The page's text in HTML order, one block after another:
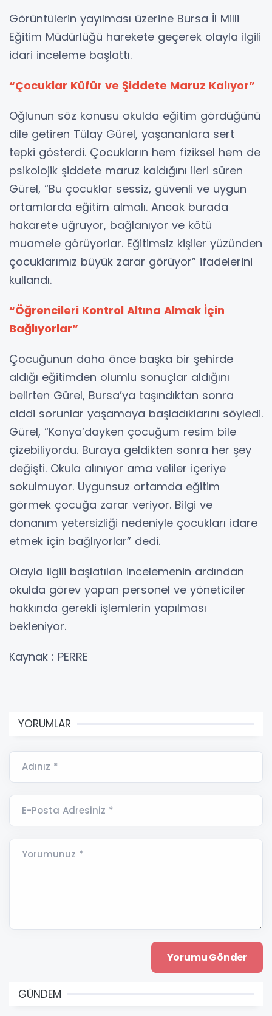
Görüntülerin yayılması üzerine Bursa İl Milli
Eğitim Müdürlüğü harekete geçerek olayla ilgili
idari inceleme başlattı.
“Çocuklar Küfür ve Şiddete Maruz Kalıyor”
Oğlunun söz konusu okulda eğitim gördüğünü
dile getiren Tülay Gürel, yaşananlara sert
tepki gösterdi. Çocukların hem fiziksel hem de
psikolojik şiddete maruz kaldığını ileri süren
Gürel, “Bu çocuklar sessiz, güvenli ve uygun
ortamlarda eğitim almalı. Ancak burada
hakarete uğruyor, bağlanıyor ve kötü
muamele görüyorlar. Eğitimsiz kişiler yüzünden
çocuklarımız büyük zarar görüyor” ifadelerini
kullandı.
“Öğrencileri Kontrol Altına Almak İçin
Bağlıyorlar”
Çocuğunun daha önce başka bir şehirde
aldığı eğitimden olumlu sonuçlar aldığını
belirten Gürel, Bursa’ya taşındıktan sonra
ciddi sorunlar yaşamaya başladıklarını söyledi.
Gürel, “Konya’dayken çocuğum resim bile
çizebiliyordu. Buraya geldikten sonra her şey
değişti. Okula alınıyor ama veliler içeriye
sokulmuyor. Uygunsuz ortamda eğitim
görmek çocuğa zarar veriyor. Bilgi ve
donanım yetersizliği nedeniyle çocukları idare
etmek için bağlıyorlar” dedi.
Olayla ilgili başlatılan incelemenin ardından
okulda görev yapan personel ve yöneticiler
hakkında gerekli işlemlerin yapılması
bekleniyor.
Kaynak : PERRE
YORUMLAR
Adınız *
E-Posta Adresiniz *
Yorumunuz *
GÜNDEM